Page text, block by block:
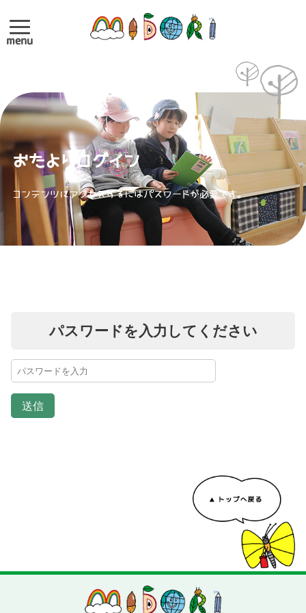
menu
おたよりログイン
コンテンツにアクセスするにはパスワードが必要です。
パスワードを入力してください
送信